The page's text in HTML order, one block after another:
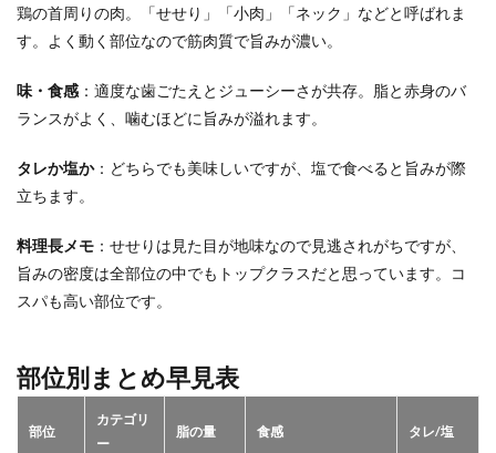
鶏の首周りの肉。「せせり」「小肉」「ネック」などと呼ばれま
す。よく動く部位なので筋肉質で旨みが濃い。
味・食感 ：適度な歯ごたえとジューシーさが共存。脂と赤身のバ
ランスがよく、噛むほどに旨みが溢れます。
タレか塩か：どちらでも美味しいですが、塩で食べると旨みが際
立ちます。
料理長メモ ：せせりは見た目が地味なので見逃されがちですが、
旨みの密度は全部位の中でもトップクラスだと思っています。コ
スパも高い部位です。
部位別まとめ早見表
部位
カテゴリ
ー
脂の量 食感 タレ/塩